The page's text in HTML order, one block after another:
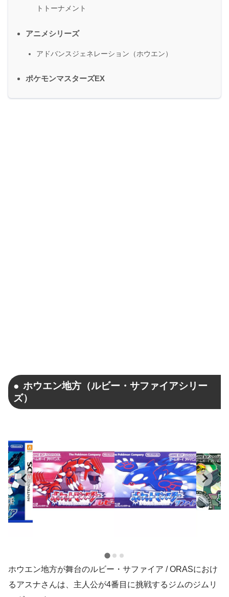
トトーナメント
アニメシリーズ
アドバンスジェネレーション（ホウエン）
ポケモンマスターズEX
ホウエン地方（ルビー・サファイアシリー
ズ）
ホウエン地方が舞台のルビー・サファイア / ORASにおけ
るアスナさんは、主人公が4番目に挑戦するジムのジムリ